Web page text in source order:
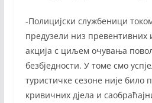
-Полицијски службеници
предузели низ превентивних
акција с циљем очувања
безбједности. У томе смо
туристичке сезоне није било
кривичних дјела и